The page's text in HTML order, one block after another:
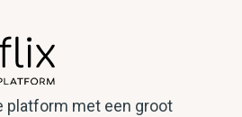
platform met een groot